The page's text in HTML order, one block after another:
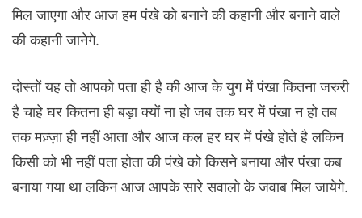
मिल जाएगा और आज हम पंखे को बनाने की कहानी और बनाने वाले
की कहानी जानेगे.
दोस्तों यह तो आपको पता ही है की आज के युग में पंखा कितना जरुरी
है चाहे घर कितना ही बड़ा क्यों ना हो जब तक घर में पंखा न हो तब
तक मज़्ज़ा ही नहीं आता और आज कल हर घर में पंखे होते है लकिन
किसी को भी नहीं पता होता की पंखे को किसने बनाया और पंखा कब
बनाया गया था लकिन आज आपके सारे सवालो के जवाब मिल जायेगे.